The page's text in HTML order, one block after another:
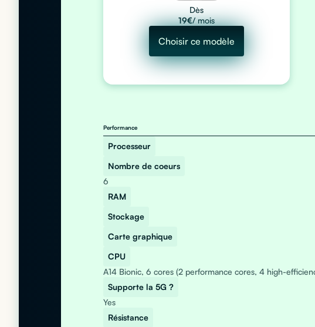
Dès
19€/ mois
Choisir ce modèle
Performance
Processeur
Nombre de coeurs
6
RAM
Stockage
Carte graphique
CPU
A14 Bionic, 6 cores (2 performance cores, 4 high-
Supporte la 5G ?
Yes
Résistance